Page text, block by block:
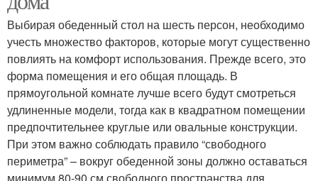
Выбирая обеденный стол на шесть персон, необходимо
учесть множество факторов, которые могут существенно
повлиять на комфорт использования. Прежде всего, это
форма помещения и его общая площадь. В
прямоугольной комнате лучше всего будут смотреться
удлиненные модели, тогда как в квадратном помещении
предпочтительнее круглые или овальные конструкции.
При этом важно соблюдать правило “свободного
периметра” – вокруг обеденной зоны должно оставаться